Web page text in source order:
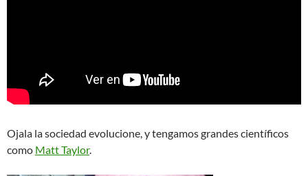
Ojala la sociedad evolucione, y tengamos grandes científicos
como Matt Taylor.